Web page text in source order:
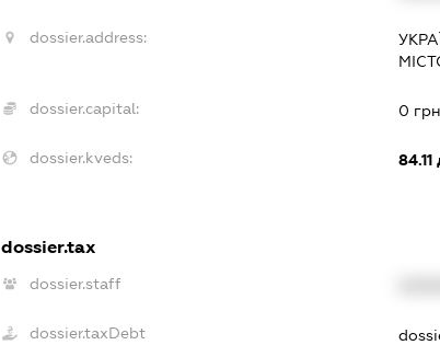
dossier.address:
dossier.capital: 0
dossier.kveds: 84.11
dossier.tax
dossier.staff
dossier.taxDebt